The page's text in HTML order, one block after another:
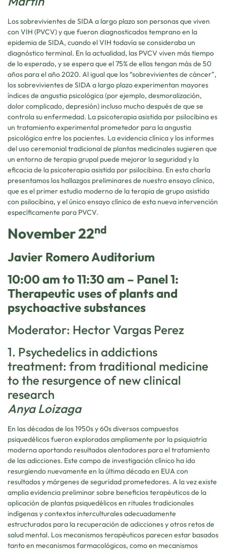
Los sobrevivientes de SIDA a largo plazo son personas que viven
con VIH (PVCV) y que fueron diagnosticados temprano en la
epidemia de SIDA, cuando el VIH todavía se consideraba un
diagnóstico terminal. En la actualidad, las PVCV viven más tiempo
de lo esperado, y se espera que el 75% de ellas tengan más de 50
años para el año 2020. Al igual que los “sobrevivientes de cáncer”,
los sobrevivientes de SIDA a largo plazo experimentan mayores
índices de angustia psicológica (por ejemplo, desmoralización,
dolor complicado, depresión) incluso mucho después de que se
controla su enfermedad. La psicoterapia asistida por psilocibina es
un tratamiento experimental prometedor para la angustia
psicológica entre los pacientes. La evidencia clínica y los informes
del uso ceremonial tradicional de plantas medicinales sugieren que
un entorno de terapia grupal puede mejorar la seguridad y la
eficacia de la psicoterapia asistida por psilocibina. En esta charla
presentamos los hallazgos preliminares de nuestro ensayo clínico,
que es el primer estudio moderno de la terapia de grupo asistida
con psilocibina, y el único ensayo clínico de esta nueva intervención
específicamente para PVCV.
November 22nd
Javier Romero Auditorium
10:00 am to 11:30 am – Panel 1:
Therapeutic uses of plants and
psychoactive substances
Moderator: Hector Vargas Perez
1. Psychedelics in addictions
treatment: from traditional medicine
to the resurgence of new clinical
research
Anya Loizaga
En las décadas de los 1950s y 60s diversos compuestos
psiquedélicos fueron explorados ampliamente por la psiquiatría
moderna aportando resultados alentadores para el tratamiento
de las adicciones. Este campo de investigación clínico ha ido
resurgiendo nuevamente en la última década en EUA con
resultados y márgenes de seguridad prometedores. A la vez existe
amplia evidencia preliminar sobre beneficios terapéuticos de la
aplicación de plantas psiquedélicos en rituales tradicionales
indígenas y contextos interculturales adecuadamente
estructurados para la recuperación de adicciones y otros retos de
salud mental. Los mecanismos terapéuticos parecen estar basados
tanto en mecanismos farmacológicos, como en mecanismos